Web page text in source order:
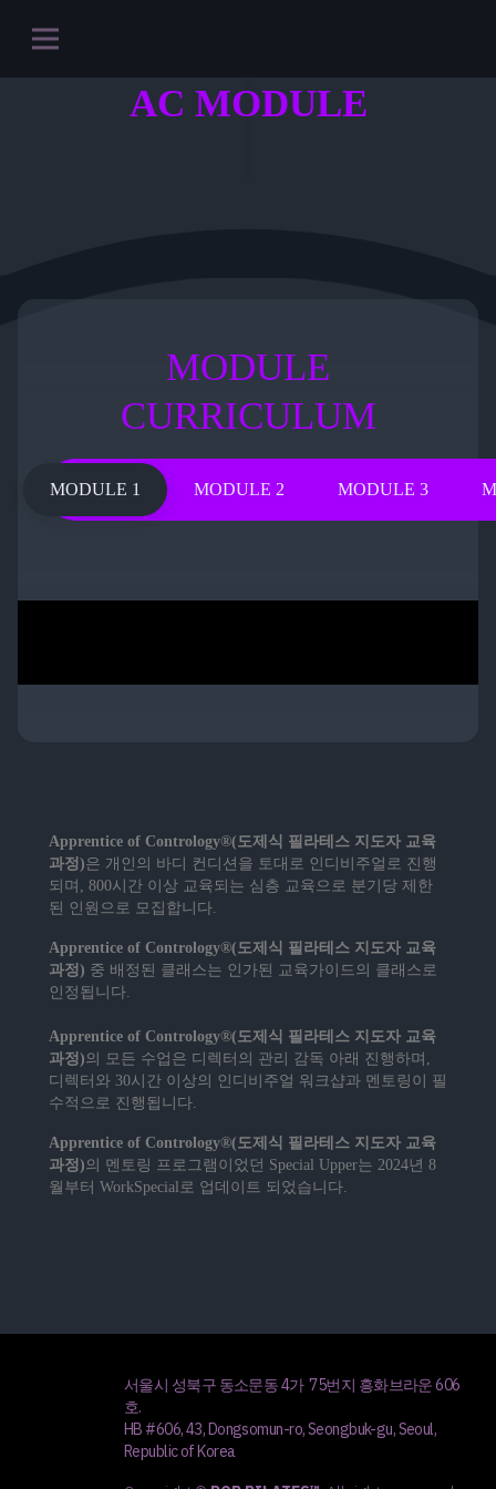
AC MODULE
MODULE
CURRICULUM
MODULE 1 MODULE 2 MODULE 3
​Apprentice of Contrology®(도제식 필라테스 지도자 교육
과정)은 개인의 바디 컨디션을 토대로 인디비주얼로 진행
되며, 800시간 이상 교육되는 심층 교육으로 분기당 제한
된 인원으로 모집합니다.
Apprentice of Contrology®(도제식 필라테스 지도자 교육
과정) 중 배정된 클래스는 인가된 교육가이드의 클래스로
인정됩니다.
Apprentice of Contrology®(도제식 필라테스 지도자 교육
과정)의 모든 수업은 디렉터의 관리 감독 아래 진행하며,
디렉터와 30시간 이상의 인디비주얼 워크샵과 멘토링이 필
수적으로 진행됩니다.
Apprentice of Contrology®(도제식 필라테스 지도자 교육
과정)의 멘토링 프로그램이었던 Special Upper는 2024년 8
월부터 WorkSpecial로 업데이트 되었습니다.
서울시 성북구 동소문동 4가 75번지 흥화브라운 606
호.
HB #606, 43, Dongsomun-ro, Seongbuk-gu, Seoul,
Republic of Korea